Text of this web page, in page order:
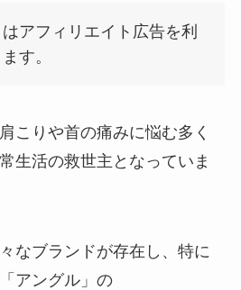
アフィリエイト広告を利
す。
こりや首の痛みに悩む多く
生活の救世主となっていま
なブランドが存在し、特に
アングル」の